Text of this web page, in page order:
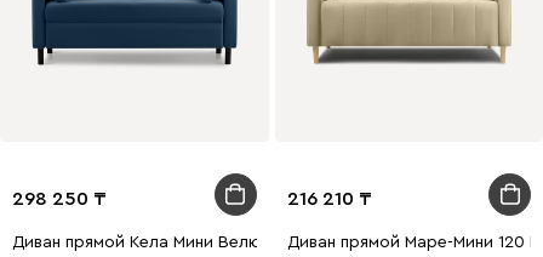
298 250
Диван прямой Кела Мини Велюр Синий
216 210
Диван прямой Маре-Мини 120